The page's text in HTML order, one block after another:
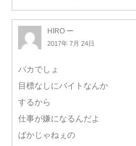
HIRO ー
2017年 7月 24日
バカでしょ
目標なしにバイトなんか
するから
仕事が嫌になるんだよ
ばかじゃねぇの